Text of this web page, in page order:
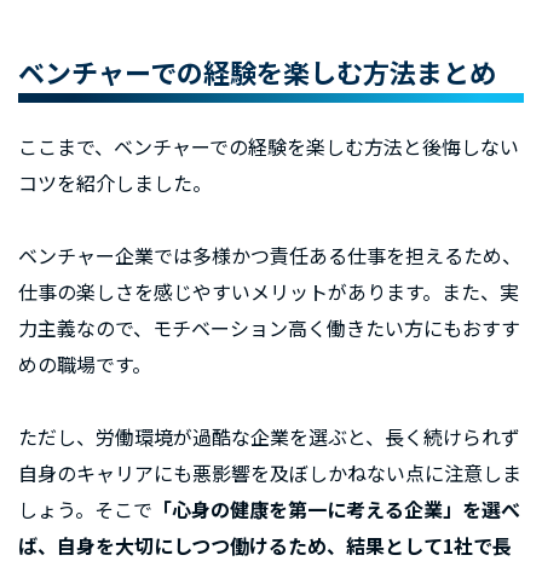
ベンチャーでの経験を楽しむ方法まとめ
ここまで、ベンチャーでの経験を楽しむ方法と後悔しない
コツを紹介しました。
ベンチャー企業では多様かつ責任ある仕事を担えるため、
仕事の楽しさを感じやすいメリットがあります。また、実
力主義なので、モチベーション高く働きたい方にもおすす
めの職場です。
ただし、労働環境が過酷な企業を選ぶと、長く続けられず
自身のキャリアにも悪影響を及ぼしかねない点に注意しま
しょう。そこで 「心身の健康を第一に考える企業」を選べ
ば、自身を大切にしつつ働けるため、結果として1社で長